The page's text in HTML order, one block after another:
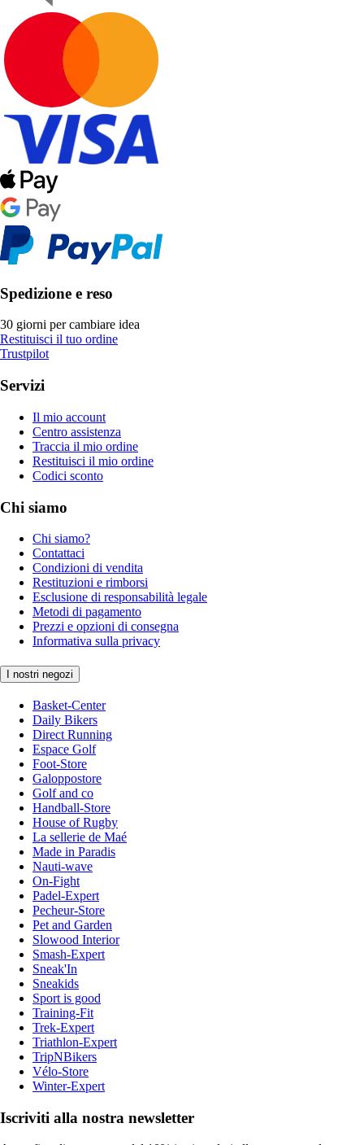
Spedizione e reso
30 giorni per cambiare idea
Restituisci il tuo ordine
Trustpilot
Servizi
Il mio account
Centro assistenza
Traccia il mio ordine
Restituisci il mio ordine
Codici sconto
Chi siamo
Chi siamo?
Contattaci
Condizioni di vendita
Restituzioni e rimborsi
Esclusione di responsabilità legale
Metodi di pagamento
Prezzi e opzioni di consegna
Informativa sulla privacy
I nostri negozi
Basket-Center
Daily Bikers
Direct Running
Espace Golf
Foot-Store
Galoppostore
Golf and co
Handball-Store
House of Rugby
La sellerie de Maé
Made in Paradis
Nauti-wave
On-Fight
Padel-Expert
Pecheur-Store
Pet and Garden
Slowood Interior
Smash-Expert
Sneak'In
Sneakids
Sport is good
Training-Fit
Trek-Expert
Triathlon-Expert
TripNBikers
Vélo-Store
Winter-Expert
Iscriviti alla nostra newsletter